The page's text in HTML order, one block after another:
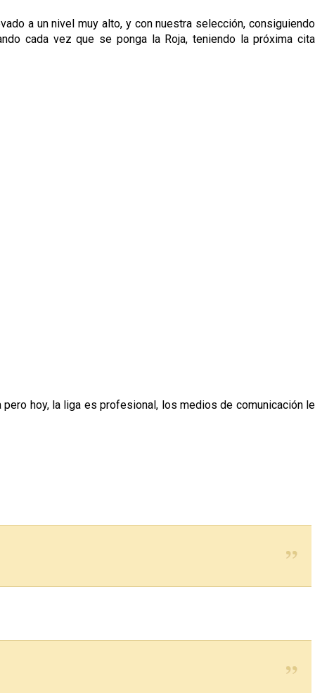
a un nivel muy alto, y con nuestra selección, consiguiendo
cada vez que se ponga la Roja, teniendo la próxima cita
hoy, la liga es profesional, los medios de comunicación le